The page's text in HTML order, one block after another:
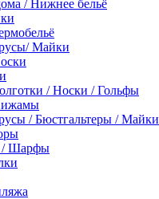
/ Нижнее бельё
Майки
/ Носки / Гольфы
/ Бюстгальтеры / Майки
Шарфы